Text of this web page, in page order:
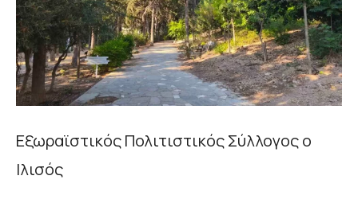
Εξωραϊστικός Πολιτιστικός Σύλλογος ο
Ιλισός